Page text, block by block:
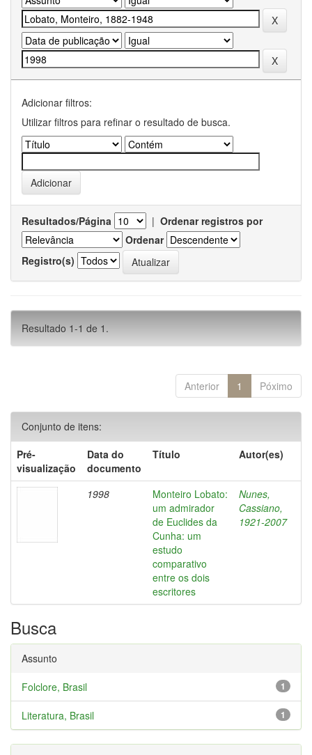
Adicionar filtros:
Utilizar filtros para refinar o resultado de busca.
Resultados/Página | Ordenar registros por
Ordenar
Registro(s)
Resultado 1-1 de 1.
Anterior 1 Póximo
Conjunto de itens:
Pré-
visualização
Data do
documento
Título Autor(es)
1998
Monteiro Lobato:
um admirador
de Euclides da
Cunha: um
estudo
comparativo
entre os dois
escritores
Nunes,
Cassiano,
1921-2007
Busca
Assunto
1
Folclore, Brasil
1
Literatura, Brasil